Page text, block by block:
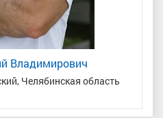
Владимирович
Челябинская область